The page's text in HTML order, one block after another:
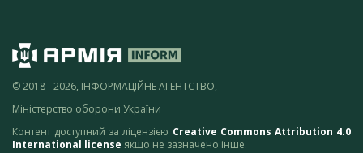
© 2018 - 2026, ІНФОРМАЦІЙНЕ АГЕНТСТВО,
Міністерство оборони України
Контент доступний за ліцензією Creative Commons Attribution 4.0
International license якщо не зазначено інше.